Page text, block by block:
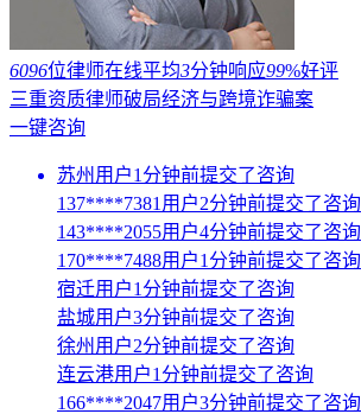
6096位律师在线平均3分钟响应99%好评
三重资质律师破局经济与跨境诈骗案
一键咨询
苏州用户1分钟前提交了咨询
137****7381用户2分钟前提交了咨询
143****2055用户4分钟前提交了咨询
170****7488用户1分钟前提交了咨询
宿迁用户1分钟前提交了咨询
盐城用户3分钟前提交了咨询
徐州用户2分钟前提交了咨询
连云港用户1分钟前提交了咨询
166****2047用户3分钟前提交了咨询